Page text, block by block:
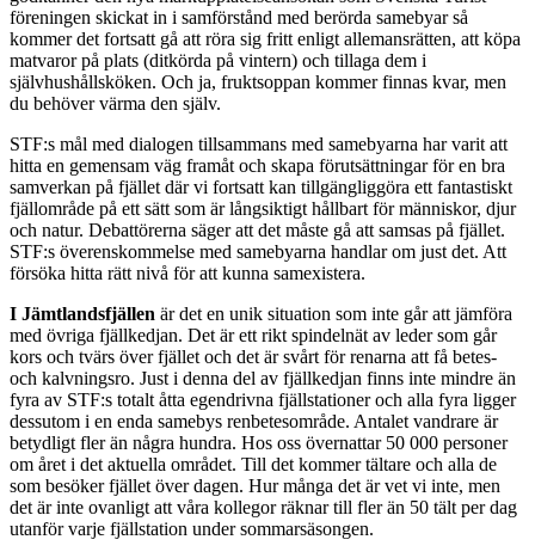
föreningen skickat in i samförstånd med berörda samebyar så
kommer det fortsatt gå att röra sig fritt enligt allemans­rätten, att köpa
matvaror på plats (ditkörda på vintern) och tillaga dem i
självhushålls­köken. Och ja, fruktsoppan kommer finnas kvar, men
du behöver värma den själv.
STF:s mål med dialogen tillsammans med samebyarna har varit att
hitta en gemensam väg framåt och skapa förutsättningar för en bra
samverkan på fjället där vi fortsatt kan tillgängliggöra ett fantastiskt
fjällområde på ett sätt som är långsiktigt hållbart för människor, djur
och natur. Debattörerna säger att det måste gå att samsas på fjället.
STF:s överens­kommelse med samebyarna handlar om just det. Att
försöka hitta rätt nivå för att kunna samexistera.
I Jämtlandsfjällen är det en unik situation som inte går att jämföra
med övriga fjällkedjan. Det är ett rikt spindelnät av leder som går
kors och tvärs över fjället och det är svårt för renarna att få betes-
och kalvningsro. Just i denna del av fjällkedjan finns inte mindre än
fyra av STF:s totalt åtta egendrivna fjällstationer och alla fyra ligger
dessutom i en enda samebys renbetes­område. Antalet vandrare är
betydligt fler än några hundra. Hos oss övernattar 50 000 personer
om året i det aktuella området. Till det kommer tältare och alla de
som besöker fjället över dagen. Hur många det är vet vi inte, men
det är inte ovanligt att våra kollegor räknar till fler än 50 tält per dag
utanför varje fjällstation under sommar­säsongen.